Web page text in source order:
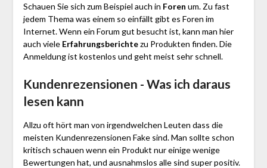
Schauen Sie sich zum Beispiel auch in Foren um. Zu fast
jedem Thema was einem so einfällt gibt es Foren im
Internet. Wenn ein Forum gut besucht ist, kann man hier
auch viele Erfahrungsberichtezu Produkten finden. Die
Anmeldung ist kostenlos und geht meist sehr schnell.
Kundenrezensionen - Was ich daraus
lesen kann
Allzu oft hört man von irgendwelchen Leuten dass die
meisten Kundenrezensionen Fake sind. Man sollte schon
kritisch schauen wenn ein Produkt nur einige wenige
Bewertungen hat, und ausnahmslos alle sind super positiv.